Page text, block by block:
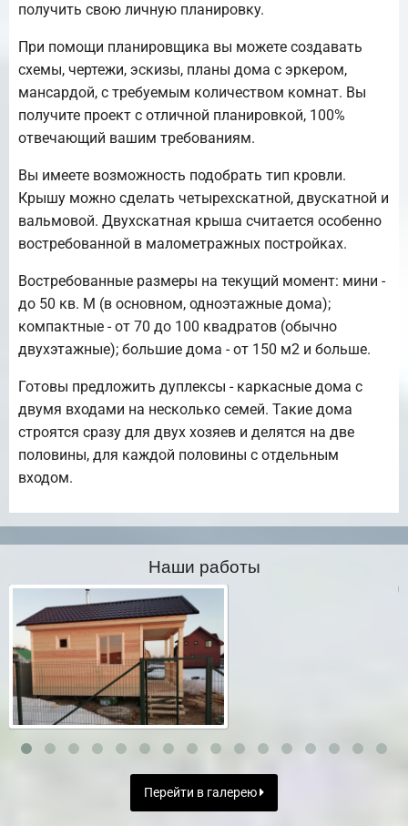
получить свою личную планировку.
При помощи планировщика вы можете создавать
схемы, чертежи, эскизы, планы дома с эркером,
мансардой, с требуемым количеством комнат. Вы
получите проект с отличной планировкой, 100%
отвечающий вашим требованиям.
Вы имеете возможность подобрать тип кровли.
Крышу можно сделать четырехскатной, двускатной и
вальмовой. Двухскатная крыша считается особенно
востребованной в малометражных постройках.
Востребованные размеры на текущий момент: мини -
до 50 кв. М (в основном, одноэтажные дома);
компактные - от 70 до 100 квадратов (обычно
двухэтажные); большие дома - от 150 м2 и больше.
Готовы предложить дуплексы - каркасные дома с
двумя входами на несколько семей. Такие дома
строятся сразу для двух хозяев и делятся на две
половины, для каждой половины с отдельным
входом.
Наши работы
Перейти в галерею